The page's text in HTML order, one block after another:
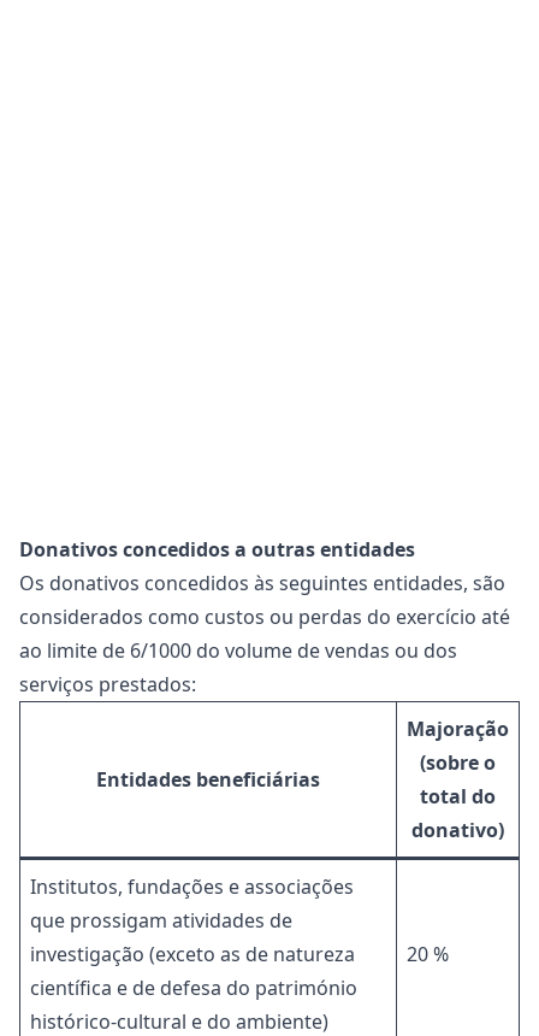
Donativos concedidos a outras entidades
Os donativos concedidos às seguintes entidades, são
considerados como custos ou perdas do exercício até
ao limite de 6/1000 do volume de vendas ou dos
serviços prestados:
Entidades beneficiárias
Majoração
(sobre o
total do
donativo)
Institutos, fundações e associações
que prossigam atividades de
investigação (exceto as de natureza
científica e de defesa do património
histórico-cultural e do ambiente)
20 %